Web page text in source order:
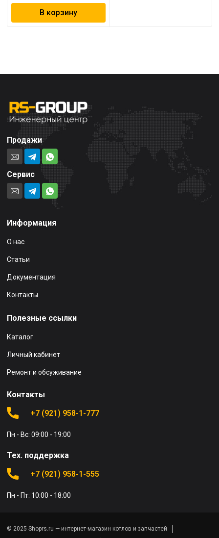
В корзину
Продажи
Сервис
Информация
О нас
Статьи
Документация
Контакты
Полезные ссылки
Каталог
Личный кабинет
Ремонт и обсуживание
Контакты
+7 (921) 958-1-777
Пн - Вс: 09:00 - 19:00
Тех. поддержка
+7 (921) 958-1-555
Пн - Пт: 10:00 - 18:00
© 2025 Shoprs.ru — интернет-магазин котлов и запчастей